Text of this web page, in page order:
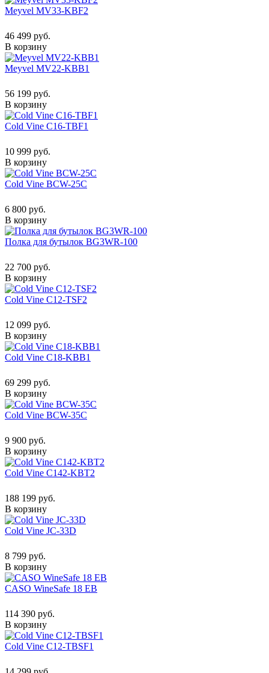
Meyvel MV33-KBF2
46 499 руб.
В корзину
Meyvel MV22-KBB1
56 199 руб.
В корзину
Cold Vine C16-TBF1
10 999 руб.
В корзину
Cold Vine BCW-25C
6 800 руб.
В корзину
Полка для бутылок BG3WR-100
22 700 руб.
В корзину
Cold Vine C12-TSF2
12 099 руб.
В корзину
Cold Vine C18-KBB1
69 299 руб.
В корзину
Cold Vine BCW-35C
9 900 руб.
В корзину
Cold Vine C142-KBT2
188 199 руб.
В корзину
Cold Vine JC-33D
8 799 руб.
В корзину
CASO WineSafe 18 EB
114 390 руб.
В корзину
Cold Vine C12-TBSF1